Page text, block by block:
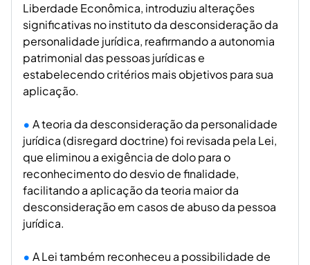
Liberdade Econômica, introduziu alterações
significativas no instituto da desconsideração da
personalidade jurídica, reafirmando a autonomia
patrimonial das pessoas jurídicas e
estabelecendo critérios mais objetivos para sua
aplicação.
A teoria da desconsideração da personalidade
jurídica (disregard doctrine) foi revisada pela Lei,
que eliminou a exigência de dolo para o
reconhecimento do desvio de finalidade,
facilitando a aplicação da teoria maior da
desconsideração em casos de abuso da pessoa
jurídica.
A Lei também reconheceu a possibilidade de